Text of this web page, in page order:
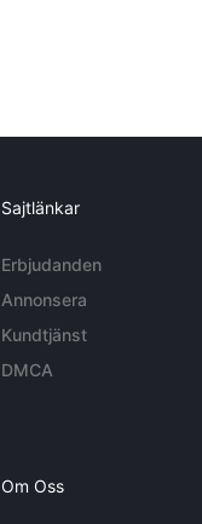
Sajtlänkar
Erbjudanden
Annonsera
Kundtjänst
DMCA
Om Oss